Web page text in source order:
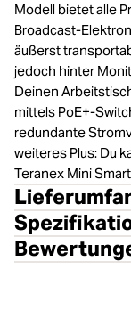
Modell bietet alle
Broadcast-
äußerst
jedoch hinter
Deinen
mittels PoE+-
redundante
weiteres Plus: Du
Teranex Mini